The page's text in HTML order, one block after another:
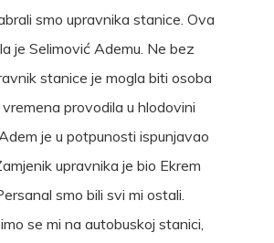
smo upravnika stanice. Ova
je Selimović Ademu. Ne bez
stanice je mogla biti osoba
provodila u hlodovini
je u potpunosti ispunjavao
upravnika je bio Ekrem
smo bili svi mi ostali.
se mi na autobuskoj stanici,